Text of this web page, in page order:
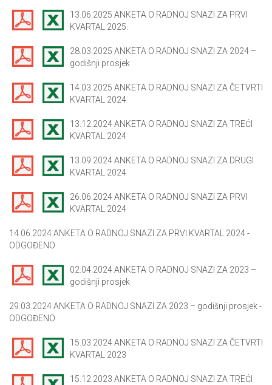
13.06.2025 ANKETA O RADNOJ SNAZI ZA PRVI
KVARTAL 2025.
28.03.2025 ANKETA O RADNOJ SNAZI ZA 2024 –
godišnji prosjek
14.03.2025 ANKETA O RADNOJ SNAZI ZA ČETVRTI
KVARTAL 2024
13.12.2024 ANKETA O RADNOJ SNAZI ZA TREĆI
KVARTAL 2024
13.09.2024 ANKETA O RADNOJ SNAZI ZA DRUGI
KVARTAL 2024
26.06.2024 ANKETA O RADNOJ SNAZI ZA PRVI
KVARTAL 2024
14.06.2024 ANKETA O RADNOJ SNAZI ZA PRVI KVARTAL 2024 -
ODGOĐENO
02.04.2024 ANKETA O RADNOJ SNAZI ZA 2023 –
godišnji prosjek
29.03.2024 ANKETA O RADNOJ SNAZI ZA 2023 – godišnji prosjek -
ODGOĐENO
15.03.2024 ANKETA O RADNOJ SNAZI ZA ČETVRTI
KVARTAL 2023
15.12.2023 ANKETA O RADNOJ SNAZI ZA TREĆI